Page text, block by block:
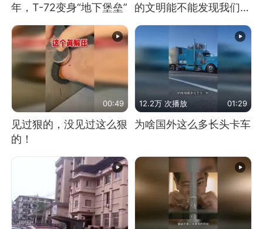
年，T-72变身“地下堡垒”
的文明能不能发现我们存
在过？
00:49
见过狠的，没见过这么狠
的！
12.2万 次播放 01:29
为啥国外这么多长头卡车